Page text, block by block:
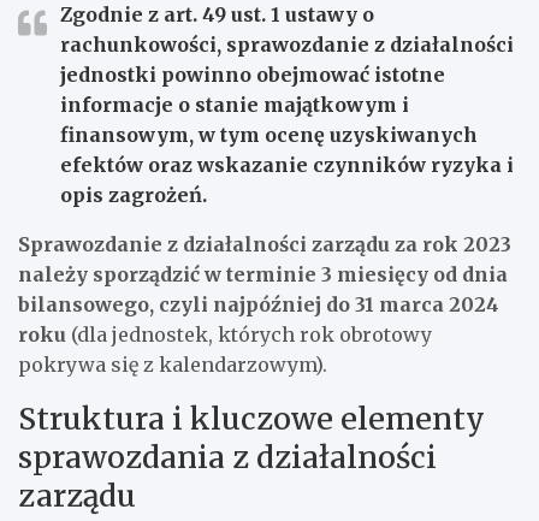
Zgodnie z art. 49 ust. 1 ustawy o
rachunkowości, sprawozdanie z działalności
jednostki powinno obejmować istotne
informacje o stanie majątkowym i
finansowym, w tym ocenę uzyskiwanych
efektów oraz wskazanie czynników ryzyka i
opis zagrożeń.
Sprawozdanie z działalności zarządu za rok 2023
należy sporządzić w terminie 3 miesięcy od dnia
bilansowego, czyli najpóźniej do 31 marca 2024
roku (dla jednostek, których rok obrotowy
pokrywa się z kalendarzowym).
Struktura i kluczowe elementy
sprawozdania z działalności
zarządu